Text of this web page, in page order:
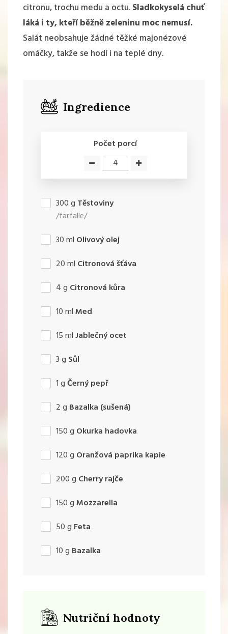
citronu, trochu medu a octu.Sladkokyselá chuť
láká i ty, kteří běžně zeleninu moc nemusí.
Salát neobsahuje žádné těžké majonézové
omáčky, takže se hodí i na teplé dny.
Ingredience
Počet porcí
300g Těstoviny
/farfalle/
30ml Olivový olej
20ml Citronová šťáva
4g Citronová kůra
10mlMed
15mlJablečný ocet
3g Sůl
1gČerný pepř
2g Bazalka (sušená)
150g Okurka hadovka
120g Oranžová paprika kapie
200g Cherry rajče
150gMozzarella
50g Feta
10g Bazalka
Nutriční hodnoty